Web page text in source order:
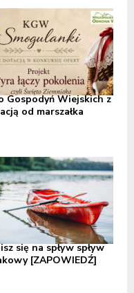
Gospodyń Wiejskich z
od marszałka
się na spływ spływ
[ZAPOWIEDŹ]